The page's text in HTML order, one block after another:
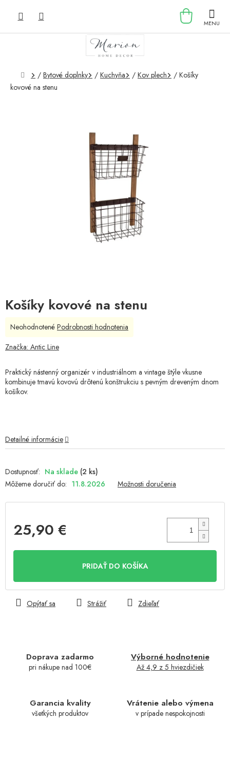
KOŠÍK
Domov
/ Bytové doplnky / Kuchyňa / Kov plech / Košíky
kovové na stenu
Košíky kovové na stenu
Na sklade (2 ks)
Môžeme doručiť do: 11.8.2026 Možnosti doručenia
25,90 €
PRIDAŤ DO KOŠÍKA
Doprava zadarmo
pri nákupe nad 100€
Výborné hodnotenie
Až 4,9 z 5 hviezdičiek
Garancia kvality
všetkých produktov
Vrátenie alebo výmena
v prípade nespokojnosti
Praktický nástenný organizér v industriálnom a vintage štýle vkusne
kombinuje tmavú kovovú drôtenú konštrukciu s pevným dreveným dnom
košíkov.
Detailné informácie
Opýtať sa Strážiť Zdieľať
Priemerné
produktu
z
5
hviezdičiek.
Neohodnotené Podrobnosti hodnotenia
Značka: Antic Line